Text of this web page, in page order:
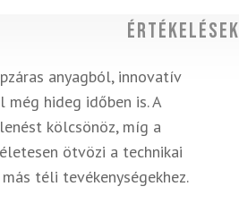
Értékelések
anyagból, innovatív
hideg időben is. A
kölcsönöz, míg a
ötvözi a technikai
téli tevékenységekhez.